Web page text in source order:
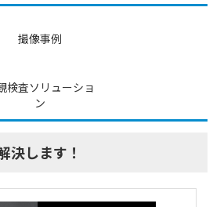
撮像事例
検査ソリューショ
ン
決します！